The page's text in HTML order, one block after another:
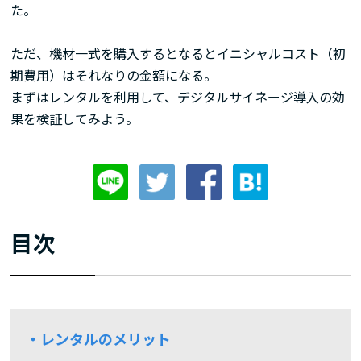
た。
ただ、機材一式を購入するとなるとイニシャルコスト（初
期費用）はそれなりの金額になる。
まずはレンタルを利用して、デジタルサイネージ導入の効
果を検証してみよう。
目次
レンタルのメリット